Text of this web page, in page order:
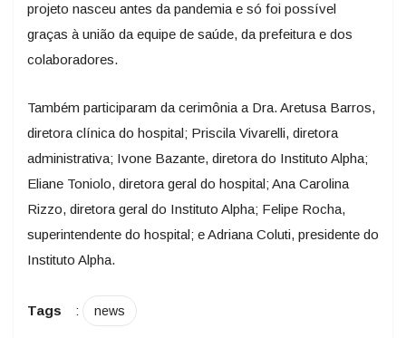
projeto nasceu antes da pandemia e só foi possível
graças à união da equipe de saúde, da prefeitura e dos
colaboradores.
Também participaram da cerimônia a Dra. Aretusa Barros,
diretora clínica do hospital; Priscila Vivarelli, diretora
administrativa; Ivone Bazante, diretora do Instituto Alpha;
Eliane Toniolo, diretora geral do hospital; Ana Carolina
Rizzo, diretora geral do Instituto Alpha; Felipe Rocha,
superintendente do hospital; e Adriana Coluti, presidente do
Instituto Alpha.
Tags : news